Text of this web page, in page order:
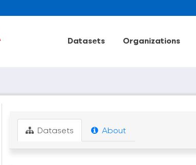
Datasets Organizations
Datasets About